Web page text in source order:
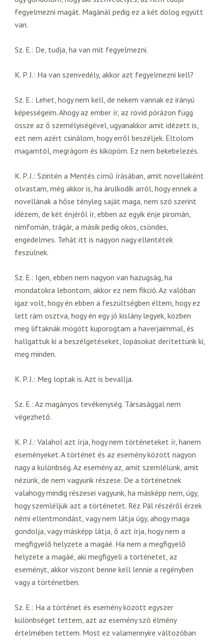
fegyelmezni magát. Magánál pedig ez a két dolog együtt
van.
Sz. E.: De, tudja, ha van mit fegyelmezni.
K. P. J.: Ha van szenvedély, akkor azt fegyelmezni kell?
Sz. E.: Lehet, hogy nem kell, de nekem vannak ez irányú
képességeim. Ahogy az ember ír, az rövid pórázon függ
össze az ő személyiségével, ugyanakkor amit idézett is,
ezt nem azért csinálom, hogy erről beszéljek. Eltolom
magamtól, megrágom és kiköpöm. Ez nem bekebelezés.
K. P. J.: Szintén a Mentés című írásában, amit novellaként
olvastam, még akkor is, ha árulkodik arról, hogy ennek a
novellának a hőse tényleg saját maga, nem szó szerint
idézem, de két énjéről ír, ebben az egyik énje piromán,
nimfomán, trágár, a másik pedig okos, csöndes,
engedelmes. Tehát itt is nagyon nagy ellentétek
feszülnek.
Sz. E.: Igen, ebben nem nagyon van hazugság, ha
mondatokra lebontom, akkor ez nem fikció. Az valóban
igaz volt, hogy én ebben a feszültségben éltem, hogy ez
lett rám osztva, hogy én egy jó kislány legyek, közben
meg liftaknák mögött kuporogtam a haverjaimmal, és
hallgattuk ki a beszélgetéseket, lopásokat derítettünk ki,
meg minden.
K. P. J.: Meg loptak is. Azt is bevallja.
Sz. E.: Az magányos tevékenység. Társasággal nem
végezhető.
K. P. J.: Valahol azt írja, hogy nem történeteket ír, hanem
eseményeket. A történet és az esemény között nagyon
nagy a különbség. Az esemény az, amit szemlélünk, amit
nézünk, de nem vagyunk részese. De a történetnek
valahogy mindig részesei vagyunk, ha másképp nem, úgy,
hogy szemléljük azt a történetet. Réz Pál részéről érzek
némi ellentmondást, vagy nem látja úgy, ahogy maga
gondolja, vagy másképp látja, ő azt írja, hogy nem a
megfigyelő helyzete a magáé. Ha nem a megfigyelő
helyzete a magáé, aki megfigyeli a történetet, az
eseményt, akkor viszont benne kell lennie a regényben
vagy a történetben.
Sz. E.: Ha a történet és esemény között egyszer
különbséget tettem, azt az esemény szó élmény
értelmében tettem. Most ez valamennyire változóban